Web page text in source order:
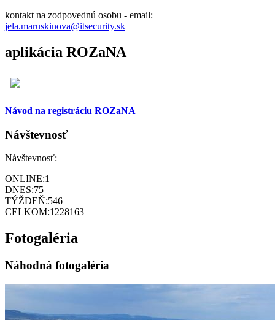
kontakt na zodpovednú osobu - email:
jela.maruskinova@itsecurity.sk
aplikácia ROZaNA
Návod na registráciu ROZaNA
Návštevnosť
Návštevnosť:
ONLINE:1
DNES:75
TÝŽDEŇ:546
CELKOM:1228163
Fotogaléria
Náhodná fotogaléria